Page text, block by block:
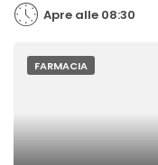
Apre alle 08:30
FARMACIA